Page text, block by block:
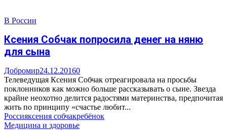
В России
Ксения Собчак попросила денег на няню
для сына
Добромир24.12.20160
Телеведущая Ксения Собчак отреагировала на просьбы
поклонников как можно больше рассказывать о сыне. Звезда
крайне неохотно делится радостями материнства, предпочитая
жить по принципу «счастье любит...
Россияксения собчакребёнок
Медицина и здоровье